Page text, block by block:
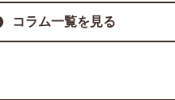
コラム一覧を見る